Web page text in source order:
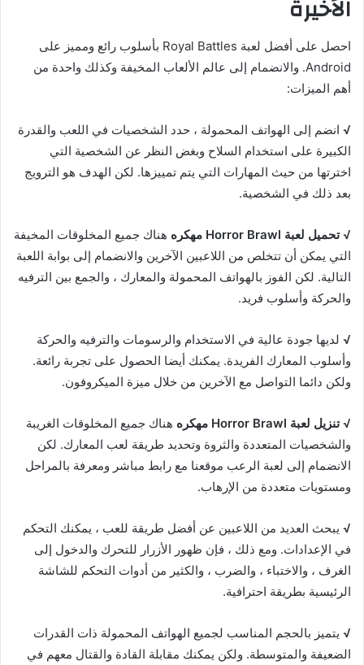
الأخيرة
احصل على أفضل لعبة Royal Battles بأسلوب رائع ومميز على
Android. والانضمام إلى عالم الألعاب المخيفة وكذلك واحدة من
أهم الميزات:
√ انضم إلى الهواتف المحمولة ، حدد الشخصيات في اللعب والقدرة
الكبيرة على استخدام السلاح وبغض النظر عن الشخصية التي
اخترتها من حيث المهارات التي يتم تمييزها. لكن الهدف هو الترويج
بعد ذلك في الشخصية.
√ تحميل لعبة Horror Brawl مهكره
هناك جميع المخلوقات المخيفة
التي يمكن أن تتخلص من اللاعبين الآخرين والانضمام إلى بوابة اللعبة
التالية. لكن الفوز بالهواتف المحمولة والمعارك ، والجمع بين الترفيه
والحركة وأسلوب فريد.
√ لديها جودة عالية في الاستخدام والرسومات والترفيه والحركة
وأسلوب المعارك الفريدة. يمكنك أيضا الحصول على تجربة رائعة.
ولكن دائما التواصل مع الآخرين من خلال ميزة الميكروفون.
√ تنزيل لعبة Horror Brawl مهكره
هناك جميع المخلوقات الغريبة
والشخصيات المتعددة والثروة وتحديد طريقة لعب المعارك. لكن
الانضمام إلى لعبة الرعب موقعنا مع رابط مباشر ومعرفة بالمراحل
ومستويات متعددة من الإرهاب.
√ يبحث العديد من اللاعبين عن أفضل طريقة للعب ، يمكنك التحكم
في الإعدادات. ومع ذلك ، فإن ظهور الأزرار للتحرك والدخول إلى
الغرف ، والاختباء ، والضرب ، والكثير من أدوات التحكم للشاشة
الرئيسية بطريقة احترافية.
√ يتميز بالحجم المناسب لجميع الهواتف المحمولة ذات القدرات
الضعيفة والمتوسطة. ولكن يمكنك مقابلة القادة والقتال معهم في